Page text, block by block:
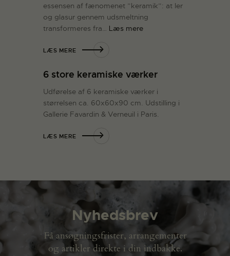
essensen af fænomenet ”keramik”: at ler
og glasur gennem udsmeltning
transformeres fra… Læs mere
LÆS MERE
6 store keramiske værker
Udførelse af 6 keramiske værker i
størrelsen ca. 60x60x90 cm. Udstilling i
Gallerie Favardin & Verneuil i Paris.
LÆS MERE
Nyhedsbrev
Få ansøgningsfrister, arrangementer
og artikler direkte i din indbakke.